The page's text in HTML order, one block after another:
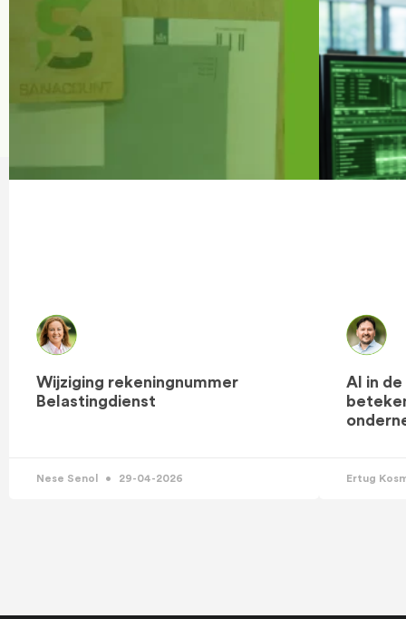
Wijziging rekeningnummer
Belastingdienst
Nese Senol 29-04-2026
AI in
Ertug